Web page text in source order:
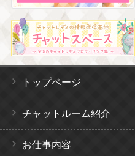
トップページ
チャットルーム紹介
お仕事内容